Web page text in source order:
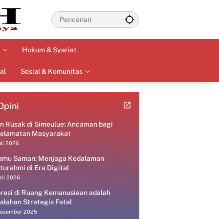
Hukum & Syariat
Sosial & Komunitas
Rusak di Simeulue: Ancaman bagi
Masyarakat
2026
Saman: Menjaga Kedalaman
di Era Digital
2026
di Ruang Kemanusiaan adalah
Strategis Fatal
2025